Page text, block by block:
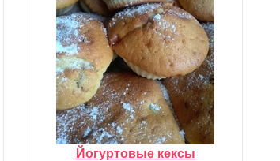
Йогуртовые кексы